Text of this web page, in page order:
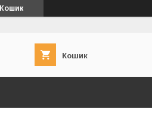
Кошик
Кошик